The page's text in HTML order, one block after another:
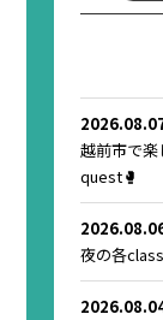
越前市で
quest🥊
夜の各